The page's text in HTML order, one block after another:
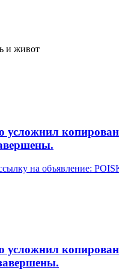
и живот
на объявление: